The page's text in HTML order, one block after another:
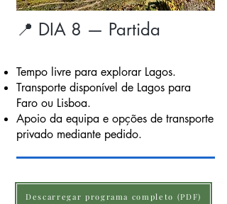
📍 DIA 8 — Partida
Tempo livre para explorar Lagos.
Transporte disponível de Lagos para
Faro ou Lisboa.
Apoio da equipa e opções de transporte
privado mediante pedido.
Descarregar programa completo (PDF)